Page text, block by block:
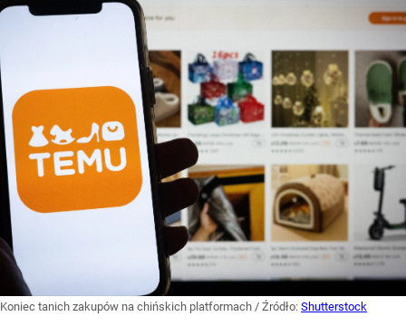
Koniec tanich zakupów na chińskich platformach / Źródło: Shutterstock